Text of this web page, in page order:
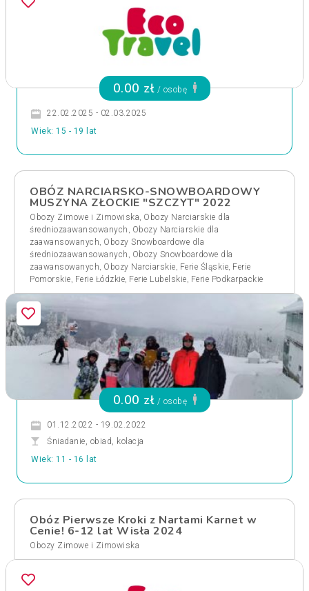
0.00 zł / osobę
22.02.2025 - 02.03.2025
Wiek: 15 - 19 lat
OBÓZ NARCIARSKO-SNOWBOARDOWY
MUSZYNA ZŁOCKIE "SZCZYT" 2022
Obozy Zimowe i Zimowiska, Obozy Narciarskie dla
średniozaawansowanych , Obozy Narciarskie dla
zaawansowanych, Obozy Snowboardowe dla
średniozaawansowanych , Obozy Snowboardowe dla
zaawansowanych, Obozy Narciarskie, Ferie Śląskie, Ferie
Pomorskie, Ferie Łódzkie, Ferie Lubelskie, Ferie Podkarpackie
0.00 zł / osobę
01.12.2022 - 19.02.2022
Śniadanie, obiad, kolacja
Wiek: 11 - 16 lat
Obóz Pierwsze Kroki z Nartami Karnet w
Cenie! 6-12 lat Wisła 2024
Obozy Zimowe i Zimowiska